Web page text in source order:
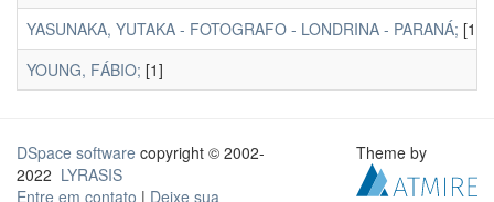
YASUNAKA, YUTAKA - FOTOGRAFO - LONDRINA - PARANÁ; [1]
YOUNG, FÁBIO; [1]
DSpace software copyright © 2002-
2022 LYRASIS
Entre em contato | Deixe sua
Theme by